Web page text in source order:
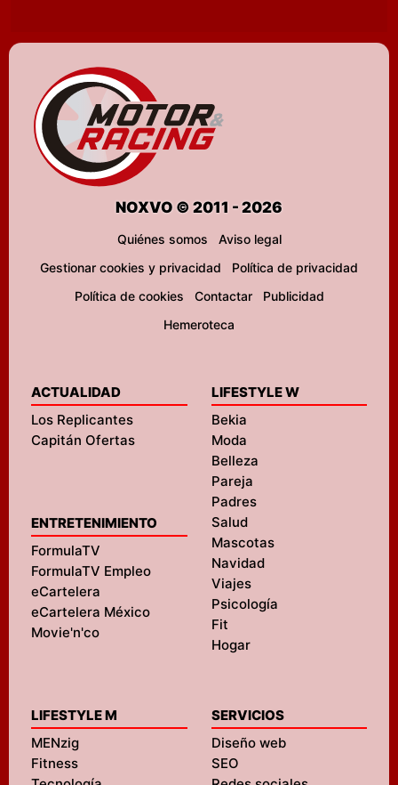
NOXVO © 2011 - 2026
Quiénes somos
Aviso legal
Gestionar cookies y privacidad
Política de privacidad
Política de cookies
Contactar
Publicidad
Hemeroteca
ACTUALIDAD
Los Replicantes
Capitán Ofertas
ENTRETENIMIENTO
FormulaTV
FormulaTV Empleo
eCartelera
eCartelera México
Movie'n'co
LIFESTYLE W
Bekia
Moda
Belleza
Pareja
Padres
Salud
Mascotas
Navidad
Viajes
Psicología
Fit
Hogar
LIFESTYLE M
MENzig
Fitness
SERVICIOS
Diseño web
SEO